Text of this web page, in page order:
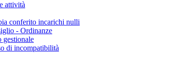
attività
conferito incarichi nulli
- Ordinanze
gestionale
di incompatibilità